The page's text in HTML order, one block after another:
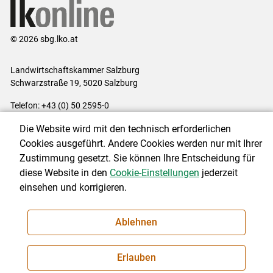
© 2026 sbg.lko.at
Landwirtschaftskammer Salzburg
Schwarzstraße 19, 5020 Salzburg
Telefon: +43 (0) 50 2595-0
Impressum|Kontakt|Datenschutzerklärung|Barrierefreiheit|
Cookie-Einstellungen
NEWSLETTER
Die Website wird mit den technisch erforderlichen
Cookies ausgeführt. Andere Cookies werden nur mit Ihrer
Zustimmung gesetzt. Sie können Ihre Entscheidung für
diese Website in den Cookie-Einstellungen jederzeit
einsehen und korrigieren.
Ablehnen
Erlauben